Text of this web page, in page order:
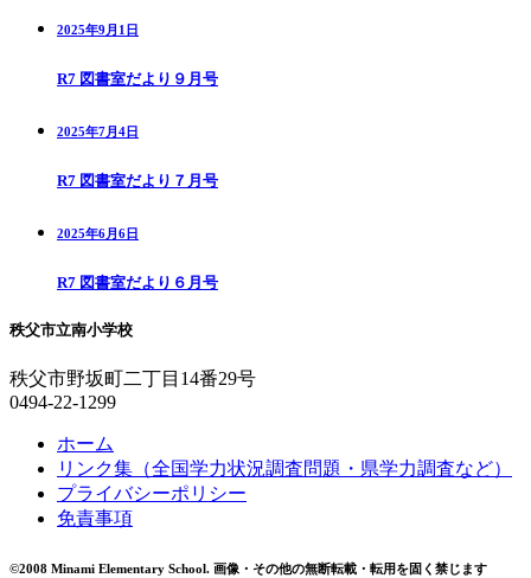
2025年9月1日
R7 図書室だより９月号
2025年7月4日
R7 図書室だより７月号
2025年6月6日
R7 図書室だより６月号
秩父市立南小学校
秩父市野坂町二丁目14番29号
0494-22-1299
ホーム
リンク集（全国学力状況調査問題・県学力調査など）
プライバシーポリシー
免責事項
©2008 Minami Elementary School. 画像・その他の無断転載・転用を固く禁じます